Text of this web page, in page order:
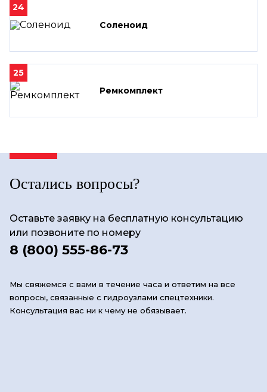
24
Соленоид
25
Ремкомплект
Остались вопросы?
Оставьте заявку на бесплатную консультацию
или позвоните по номеру
8 (800) 555-86-73
Мы свяжемся с вами в течение часа и ответим на все
вопросы, связанные с гидроузлами спецтехники.
Консультация вас ни к чему не обязывает.